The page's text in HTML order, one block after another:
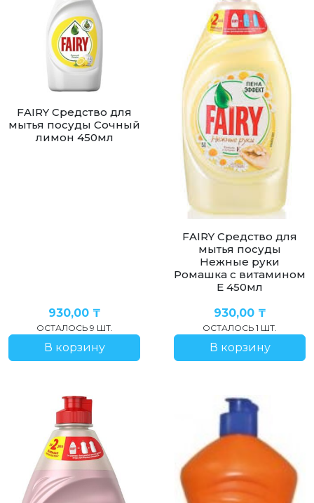
FAIRY Средство для
мытья посуды Сочный
лимон 450мл
930,00 ₸
ОСТАЛОСЬ 9 ШТ.
В корзину
FAIRY Средство для
мытья посуды
Нежные руки
Ромашка с витамином
Е 450мл
930,00 ₸
ОСТАЛОСЬ 1 ШТ.
В корзину